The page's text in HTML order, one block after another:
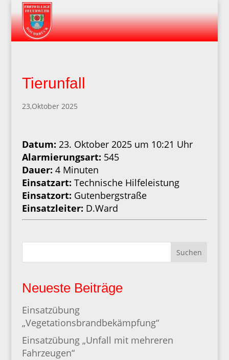
Tierunfall
23,Oktober 2025
Datum: 23. Oktober 2025 um 10:21 Uhr
Alarmierungsart: 545
Dauer: 4 Minuten
Einsatzart: Technische Hilfeleistung
Einsatzort: Gutenbergstraße
Einsatzleiter: D.Ward
Suchen
Neueste Beiträge
Einsatzübung
„Vegetationsbrandbekämpfung“
Einsatzübung „Unfall mit mehreren
Fahrzeugen“